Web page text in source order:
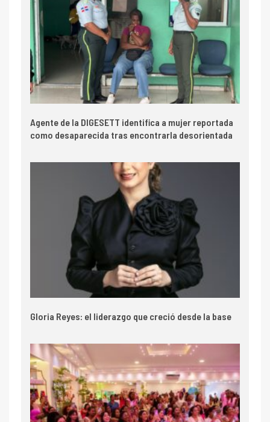
Agente de la DIGESETT identifica a mujer reportada
como desaparecida tras encontrarla desorientada
Gloria Reyes: el liderazgo que creció desde la base